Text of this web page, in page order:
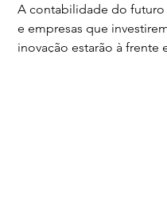
A contabilidade do
e empresas que
inovação estarão à frente